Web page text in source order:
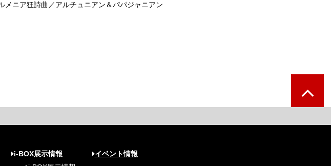
メニア狂詩曲／アルチュニアン＆パパジャニアン
i-BOX展示情報
イベント情報